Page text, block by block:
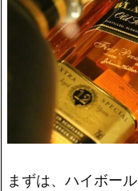
まずは、ハイボール